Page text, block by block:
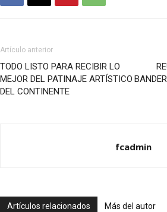
Artículo anterior
TODO LISTO PARA RECIBIR LO
MEJOR DEL PATINAJE ARTÍSTICO
DEL CONTINENTE
fcadmin
Artículos relacionados Más del autor